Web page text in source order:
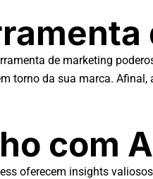
de marketing
torno da sua marca.
com
oferecem insights